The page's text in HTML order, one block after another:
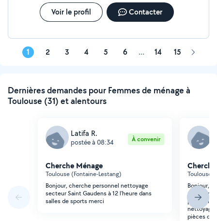
Voir le profil Contacter
1 2 3 4 5 6 ... 14 15 Page
Dernières demandes pour Femmes de ménage à
Toulouse (31) et alentours
Latifa R.
postée à 08:34 À convenir
Cherche Ménage
Toulouse (Fontaine-Lestang)
Bonjour, cherche personnel nettoyage
secteur Saint Gaudens à 12 l'heure dans
salles de sports merci
Toulouse
Bonjour,
personne
nettoyage
pièces de